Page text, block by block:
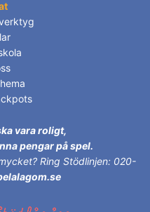
vara roligt,
pengar på spel.
Ring Stödlinjen: 020-